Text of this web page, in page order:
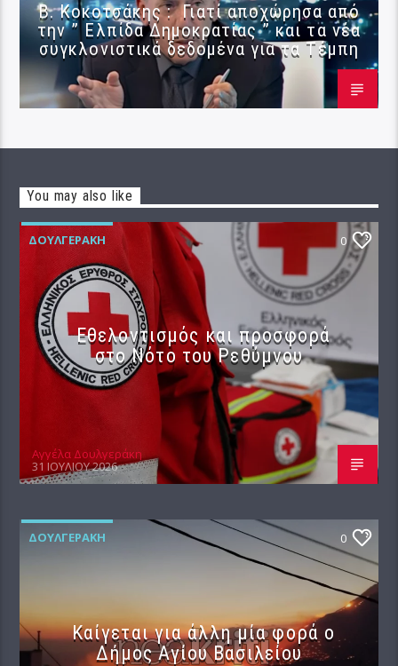
Β. Κοκοτσάκης : Γιατί αποχώρησα από
την ” Ελπίδα Δημοκρατίας ” και τα νέα
συγκλονιστικά δεδομένα για τα Τέμπη
You may also like
ΔΟΥΛΓΕΡΆΚΗ 0
Εθελοντισμός και προσφορά
στο Νότο του Ρεθύμνου
Αγγέλα Δουλγεράκη
31 ΙΟΥΛΊΟΥ 2026
ΔΟΥΛΓΕΡΆΚΗ 0
Καίγεται για άλλη μία φορά ο
Δήμος Αγίου Βασιλείου